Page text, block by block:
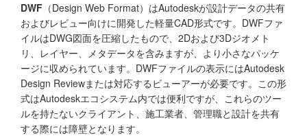
DWF （Design Web Format）はAutodeskが設計データの共有
およびレビュー向けに開発した軽量CAD形式です。DWFファ
イルはDWG図面を圧縮したもので、2Dおよび3Dジオメト
リ、レイヤー、メタデータを含みますが、より小さなパッケ
ージに収められています。DWFファイルの表示にはAutodesk
Design Reviewまたは対応するビューアーが必要です。この形
式はAutodeskエコシステム内では便利ですが、これらのツー
ルを持たないクライアント、施工業者、管理職と設計を共有
する際には障壁となります。